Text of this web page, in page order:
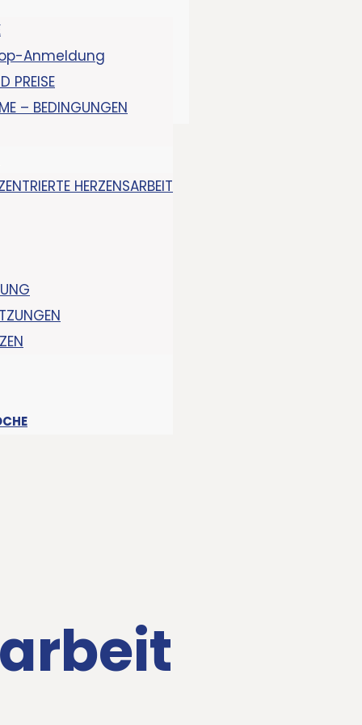
Anmeldung
PREISE
– BEDINGUNGEN
HERZENSARBEIT